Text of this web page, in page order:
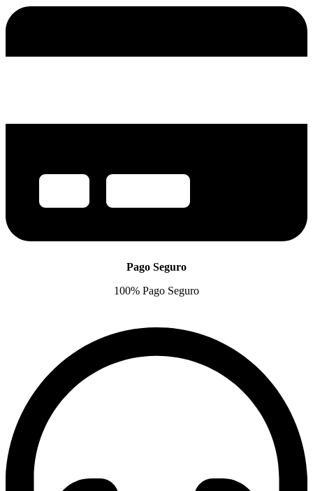
Pago Seguro
100% Pago Seguro